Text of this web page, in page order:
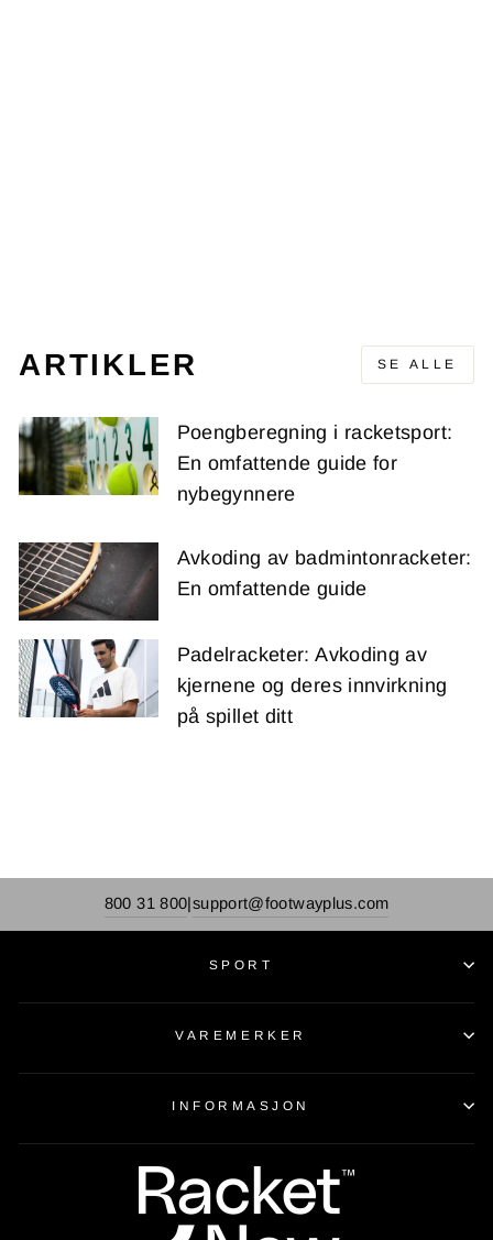
ARTIKLER SE ALLE
Poengberegning i racketsport:
En omfattende guide for
nybegynnere
Avkoding av badmintonracketer:
En omfattende guide
Padelracketer: Avkoding av
kjernene og deres innvirkning
på spillet ditt
800 31 800|support@footwayplus.com
SPORT
VAREMERKER
INFORMASJON